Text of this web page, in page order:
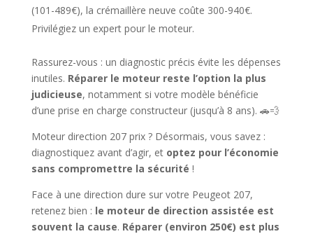
(101-489€), la crémaillère neuve coûte 300-940€.
Privilégiez un expert pour le moteur.
Rassurez-vous : un diagnostic précis évite les dépenses
inutiles. Réparer le moteur reste l’option la plus
judicieuse, notamment si votre modèle bénéficie
d’une prise en charge constructeur (jusqu’à 8 ans). 🚗💨
Moteur direction 207 prix ? Désormais, vous savez :
diagnostiquez avant d’agir, et optez pour l’économie
sans compromettre la sécurité !
Face à une direction dure sur votre Peugeot 207,
retenez bien : le moteur de direction assistée est
souvent la cause. Réparer (environ 250€) est plus